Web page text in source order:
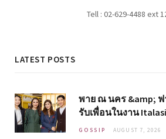
Tell : 02-629-4488 ext
LATEST POSTS
พาย ณ นคร &amp; ฟ
รับเพื่อนในงาน
GOSSIP AUGUST 7, 2026